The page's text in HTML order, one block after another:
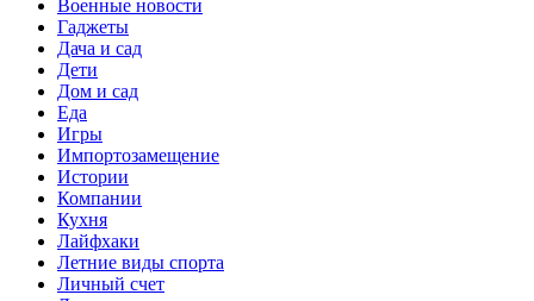
Военные новости
Гаджеты
Дача и сад
Дети
Дом и сад
Еда
Игры
Импортозамещение
Истории
Компании
Кухня
Лайфхаки
Летние виды спорта
Личный счет